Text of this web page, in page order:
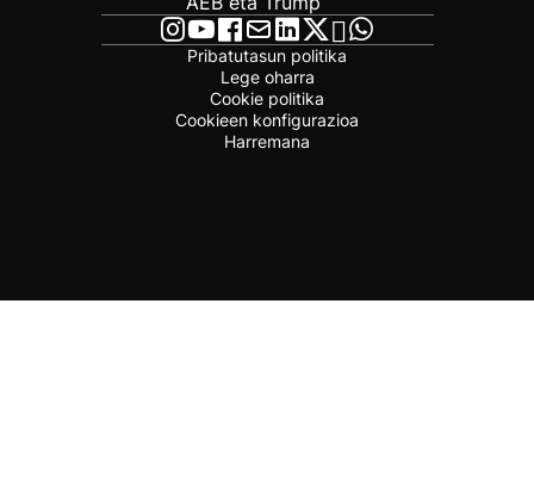
Pribatutasun politika
Lege oharra
Cookie politika
Cookieen konfigurazioa
Harremana